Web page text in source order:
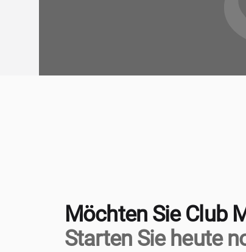
Möchten Sie Club
Starten Sie heute